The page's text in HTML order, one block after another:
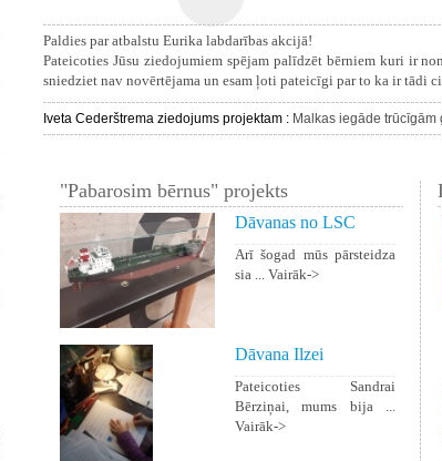
Paldies par atbalstu Eurika labdarības akcijā!
Pateicoties Jūsu ziedojumiem spējam palīdzēt bērniem kuri ir
sniedziet nav novērtējama un esam ļoti pateicīgi par to ka ir tādi
Iveta Cederštrema ziedojums projektam : Malkas iegāde trūcīgām
"Pabarosim bērnus" projekts
Dāvanas no LSC
Arī šogad mūs pārsteidza
sia ... Vairāk->
Dāvana Ilzei
Pateicoties Sandrai
Bērziņai, mums bija ...
Vairāk->